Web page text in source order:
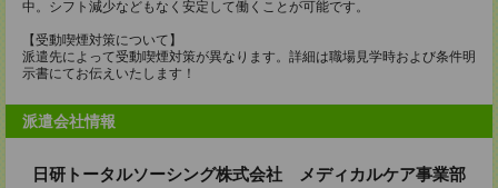
中。シフト減少などもなく安定して働くことが可能です。
【受動喫煙対策について】
派遣先によって受動喫煙対策が異なります。詳細は職場見学時および条件明
示書にてお伝えいたします！
派遣会社情報
日研トータルソーシング株式会社 メディカルケア事業部